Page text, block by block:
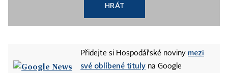
HRÁT
Přidejte si Hospodářské noviny mezi
své oblíbené tituly na Google